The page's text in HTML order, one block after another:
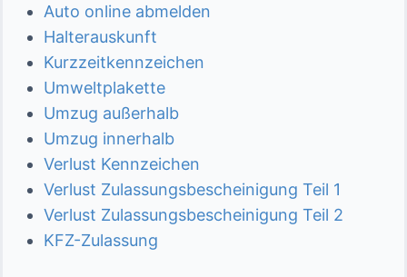
Auto online abmelden
Halterauskunft
Kurzzeitkennzeichen
Umweltplakette
Umzug außerhalb
Umzug innerhalb
Verlust Kennzeichen
Verlust Zulassungsbescheinigung Teil 1
Verlust Zulassungsbescheinigung Teil 2
KFZ-Zulassung